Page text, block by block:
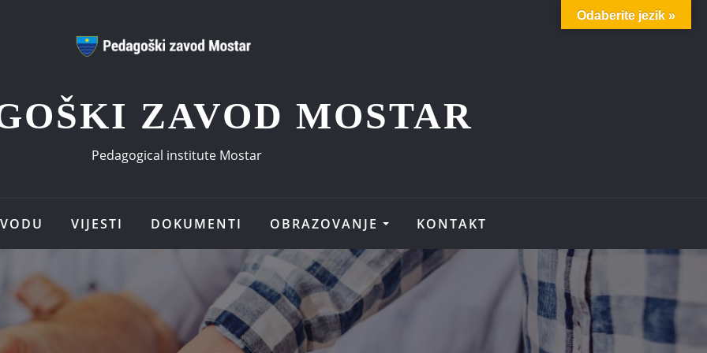
ZAVOD MOSTAR
Pedagogical institute Mostar
VIJESTI DOKUMENTI OBRAZOVANJE KONTAKT
Odaberite jezik »